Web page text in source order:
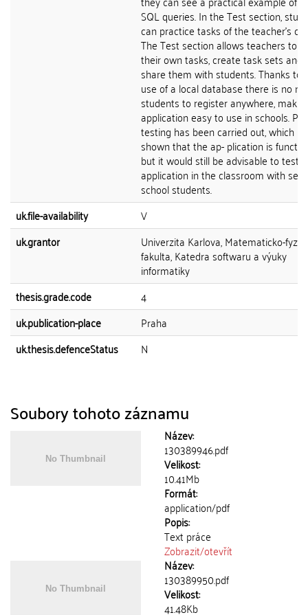
SQL queries. In the Test section,
can practice tasks of the teacher's
The Test section allows teachers to
their own tasks, create task sets and
share them with students. Thanks to
use of a local database there is no
students to register anywhere,
application easy to use in schools.
testing has been carried out, which
shown that the ap- plication is
but it would still be advisable to test
application in the classroom with
school students.
uk.file-availability
V
uk.grantor
Univerzita Karlova, Matematicko-
fakulta, Katedra softwaru a výuky
informatiky
thesis.grade.code
4
uk.publication-place
Praha
uk.thesis.defenceStatus
N
Soubory tohoto záznamu
Název:
130389946.pdf
Velikost:
10.41Mb
Formát:
application/pdf
Popis:
Text práce
Zobrazit/otevřít
Název:
130389950.pdf
Velikost:
41.48Kb